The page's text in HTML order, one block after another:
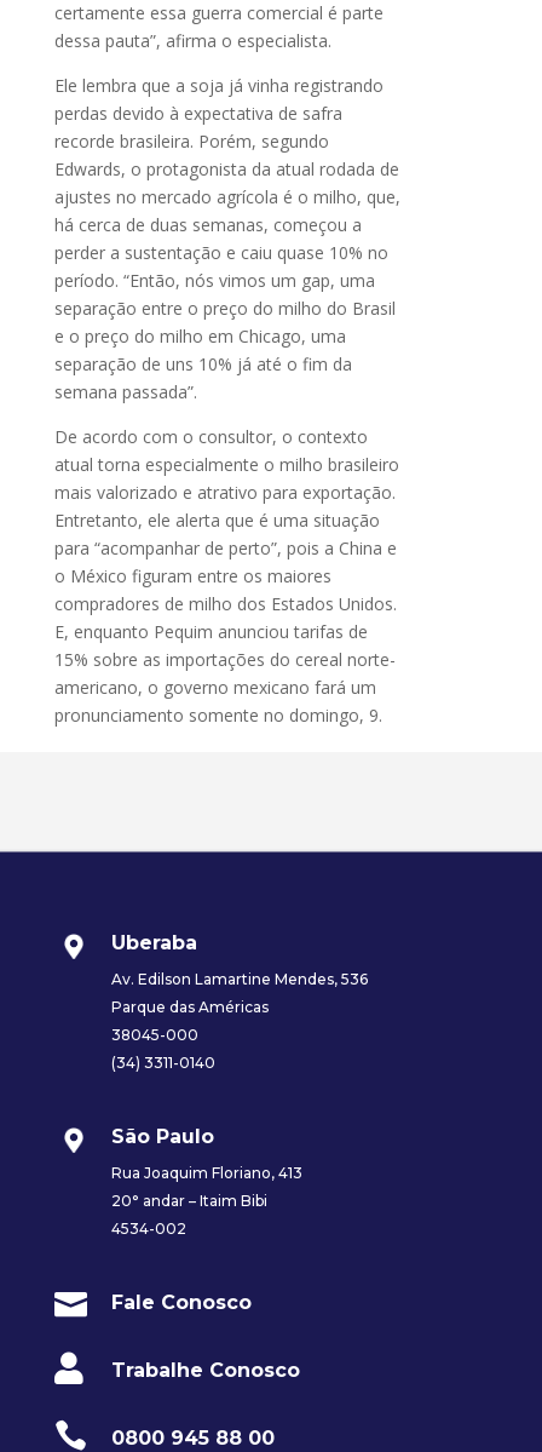
certamente essa guerra comercial é parte
dessa pauta”, afirma o especialista.
Ele lembra que a soja já vinha registrando
perdas devido à expectativa de safra
recorde brasileira. Porém, segundo
Edwards, o protagonista da atual rodada de
ajustes no mercado agrícola é o milho, que,
há cerca de duas semanas, começou a
perder a sustentação e caiu quase 10% no
período. “Então, nós vimos um gap, uma
separação entre o preço do milho do Brasil
e o preço do milho em Chicago, uma
separação de uns 10% já até o fim da
semana passada”.
De acordo com o consultor, o contexto
atual torna especialmente o milho brasileiro
mais valorizado e atrativo para exportação.
Entretanto, ele alerta que é uma situação
para “acompanhar de perto”, pois a China e
o México figuram entre os maiores
compradores de milho dos Estados Unidos.
E, enquanto Pequim anunciou tarifas de
15% sobre as importações do cereal norte-
americano, o governo mexicano fará um
pronunciamento somente no domingo, 9.
Uberaba
Av. Edilson Lamartine Mendes, 536
Parque das Américas
38045-000
(34) 3311-0140
São Paulo
Rua Joaquim Floriano, 413
20° andar – Itaim Bibi
4534-002
 Fale Conosco
 Trabalhe Conosco
 0800 945 88 00